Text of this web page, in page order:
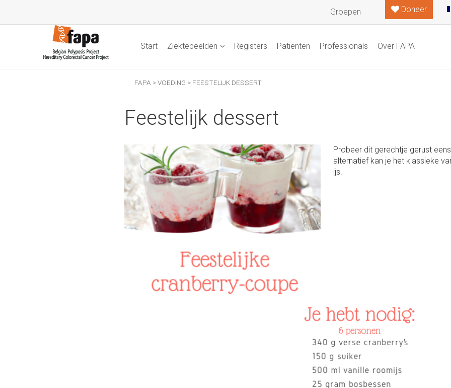
Groepen Doneer
Start Ziektebeelden Registers Patiënten Professionals Over FAPA
FAPA >VOEDING > FEESTELIJK DESSERT
Feestelijk dessert
Probeer dit gerechtje gerust
alternatief kan je het klassieke
ijs.